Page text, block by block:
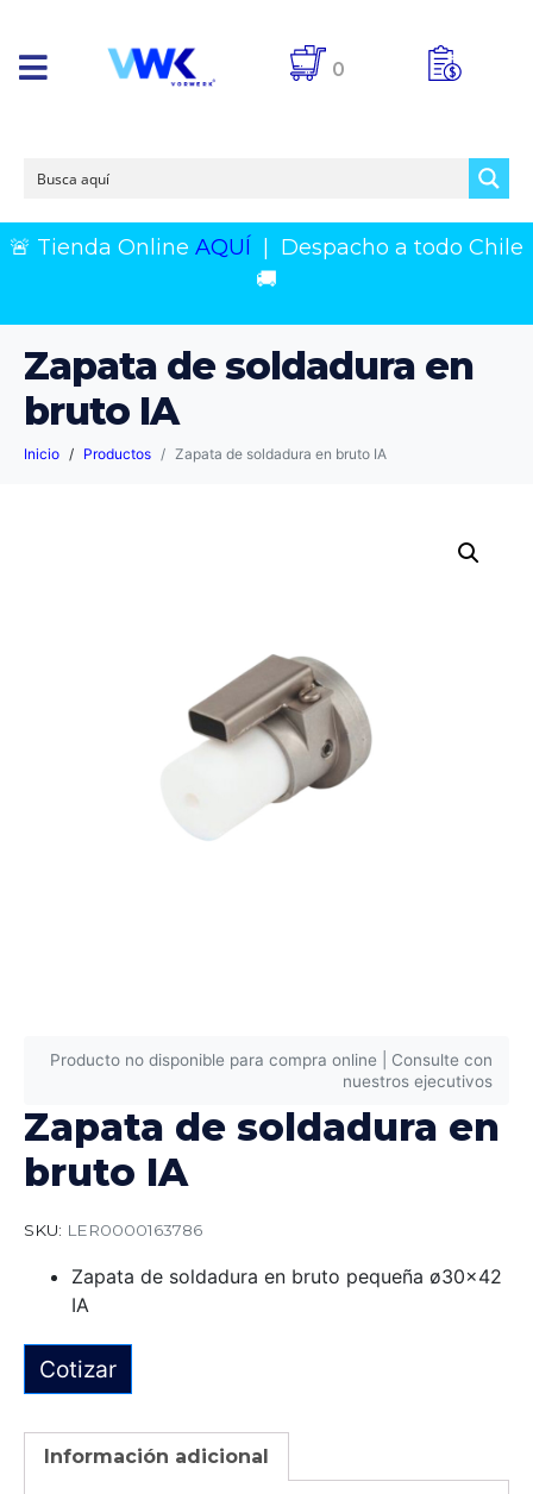
0
🚨 Tienda Online AQUÍ
Despacho a todo Chile
🚚
Zapata de soldadura en
bruto IA
Inicio Productos Zapata de soldadura en bruto IA
Producto no disponible para compra online | Consulte con
nuestros ejecutivos
Zapata de soldadura en
bruto IA
SKU: LER0000163786
Zapata de soldadura en bruto pequeña ø30×42
IA
Cotizar
Información adicional